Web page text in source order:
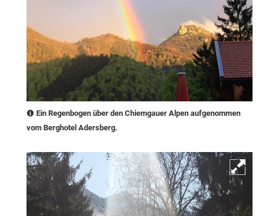
Ein Regenbogen über den Chiemgauer Alpen aufgenommen
vom Berghotel Adersberg.